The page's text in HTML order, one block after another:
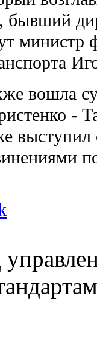
бывший
министр
вошла
-
выступил